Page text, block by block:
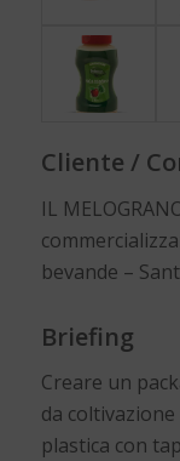
Cliente /
IL
bevande –
Briefing
Creare un
da
plastica con